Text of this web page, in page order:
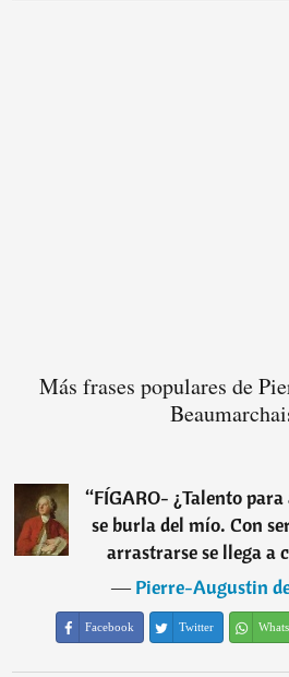
Más frases populares de
“FÍGARO- ¿Talento
se burla del mío. Con
arrastrarse se llega a
―Pierre-Augustin
Facebook Twitter